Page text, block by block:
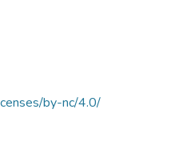
by-nc/4.0/